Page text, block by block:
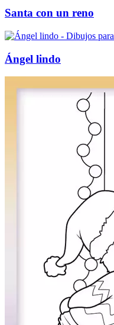
Santa con un reno
Ángel lindo